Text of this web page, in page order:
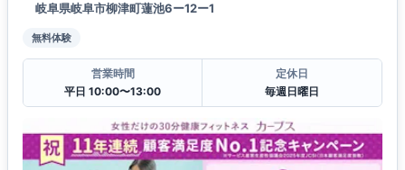
岐阜県岐阜市柳津町蓮池6ー12ー1
無料体験
営業時間
平日 10:00〜13:00
定休日
毎週日曜日